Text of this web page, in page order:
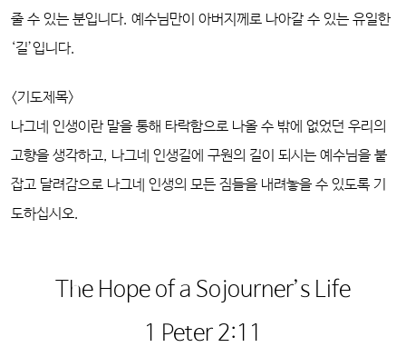
줄 수 있는 분입니다. 예수님만이 아버지께로 나아갈 수 있는 유일한
‘길’입니다.
<기도제목>
나그네 인생이란 말을 통해 타락함으로 나올 수 밖에 없었던 우리의
고향을 생각하고, 나그네 인생길에 구원의 길이 되시는 예수님을 붙
잡고 달려감으로 나그네 인생의 모든 짐들을 내려놓을 수 있도록 기
도하십시오.
The Hope of a Sojourner’s Life
1 Peter 2:11